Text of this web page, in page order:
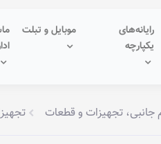
رایانه‌های
یکپارچه
موبایل و تبلت
جانبی، تجهیزات و قطعات